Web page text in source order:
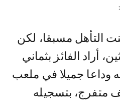
أراد الفائز بثماني
وداعا جميلا في ملعب
أمام 80 ألف متفرج، بتسجيله